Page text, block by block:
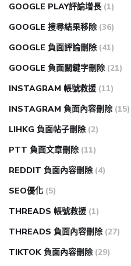
GOOGLE PLAY評論增長 (1)
GOOGLE 搜尋結果移除 (36)
GOOGLE 負面評論刪除 (41)
GOOGLE 負面關鍵字刪除 (21)
INSTAGRAM 帳號救援 (11)
INSTAGRAM 負面內容刪除 (15)
LIHKG 負面帖子刪除 (2)
PTT 負面文章刪除 (11)
REDDIT 負面內容刪除 (4)
SEO優化 (5)
THREADS 帳號救援 (1)
THREADS 負面內容刪除 (27)
TIKTOK 負面內容刪除 (29)